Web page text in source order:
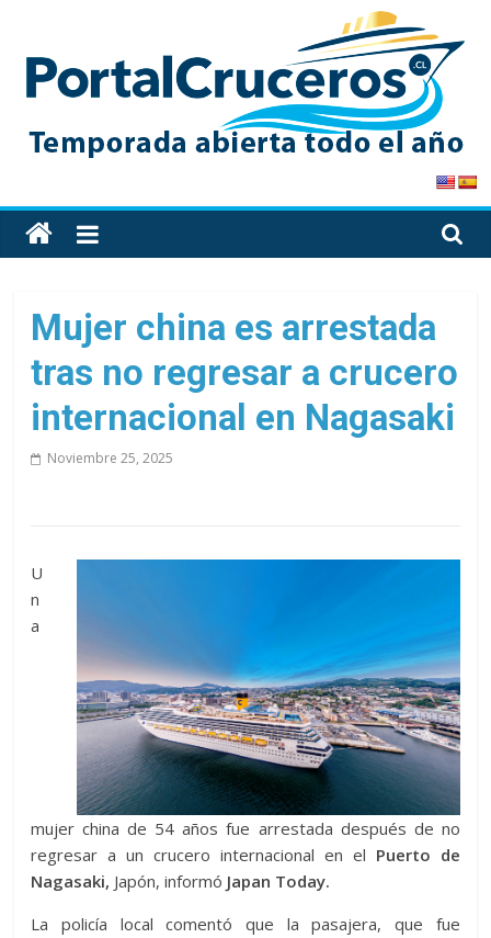
content
PortalCruceros
Toda
la
de
cruceros
en
solo
Mujer china es arrestada
tras no regresar a crucero
internacional en Nagasaki
Noviembre 25, 2025
U
n
a
mujer china de 54 años fue arrestada después de no
regresar a un crucero internacional en el Puerto de
Nagasaki, Japón, informó Japan Today.
La policía local comentó que la pasajera, que fue